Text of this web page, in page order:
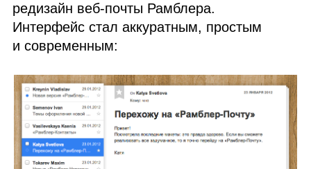
редизайн веб‑почты Рамблера.
Интерфейс стал аккуратным, простым
и современным: